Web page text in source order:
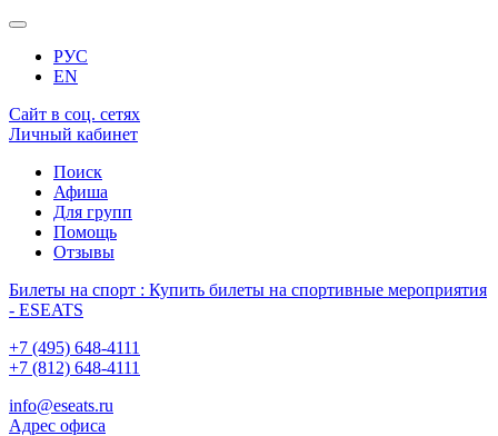
РУС
EN
Сайт в соц. сетях
Личный кабинет
Поиск
Афиша
Для групп
Помощь
Отзывы
Билеты на спорт : Купить билеты на спортивные мероприятия
- ESEATS
+7 (495) 648-4111
+7 (812) 648-4111
info@eseats.ru
Адрес офиса